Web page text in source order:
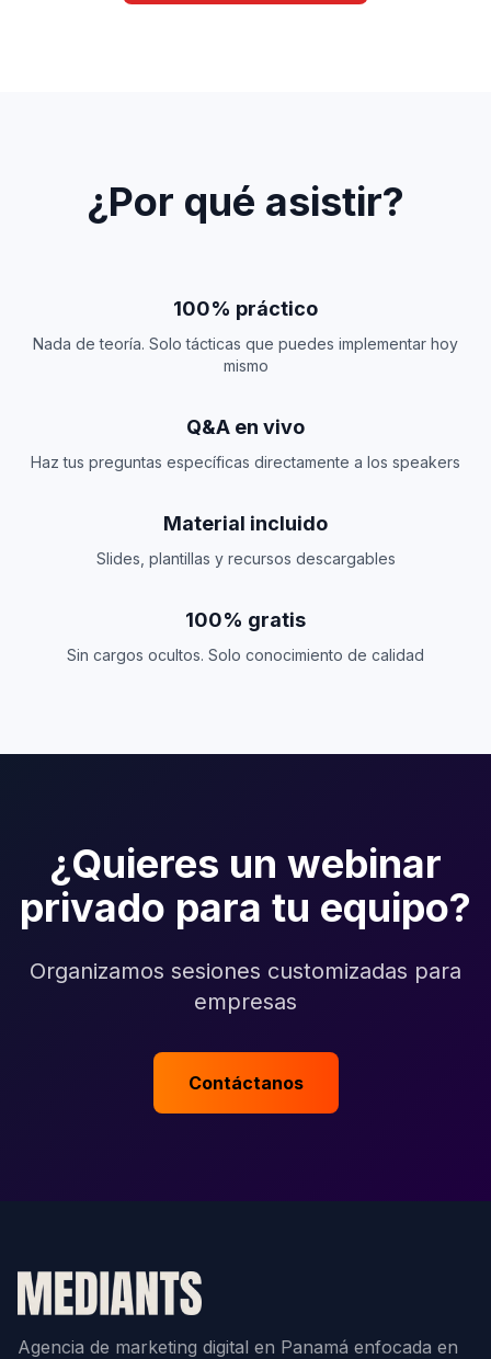
¿Por qué asistir?
100% práctico
Nada de teoría. Solo tácticas que puedes implementar hoy
mismo
Q&A en vivo
Haz tus preguntas específicas directamente a los speakers
Material incluido
Slides, plantillas y recursos descargables
100% gratis
Sin cargos ocultos. Solo conocimiento de calidad
¿Quieres un webinar
privado para tu equipo?
Organizamos sesiones customizadas para
empresas
Contáctanos
Agencia de marketing digital en Panamá enfocada en